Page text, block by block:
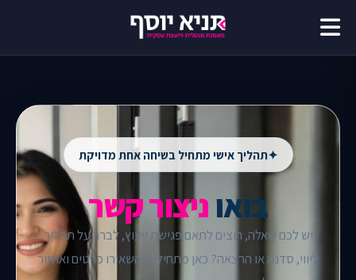
✦תהליך אישי מתחיל בשיחה אחת מדויקת
בואוניצור קשר
יש לכם שאלה, רוצים לתאם פגישת ייעוץ, לברר על תהליך
ליווי, סדנה או הרצאה? כאן מתחילים. השאירו פרטים ואחזור